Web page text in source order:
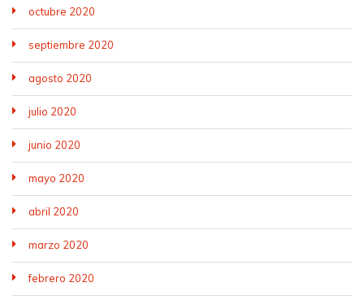
octubre 2020
septiembre 2020
agosto 2020
julio 2020
junio 2020
mayo 2020
abril 2020
marzo 2020
febrero 2020